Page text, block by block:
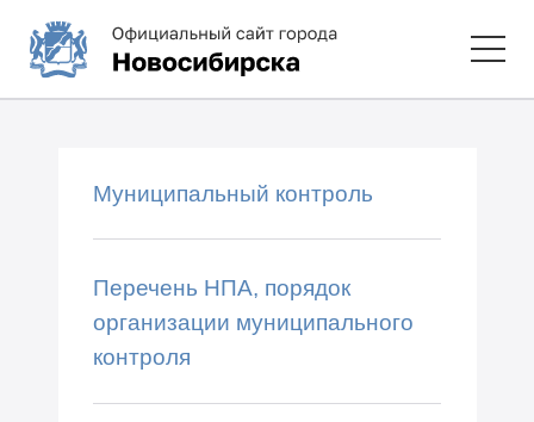
Муниципальный контроль
Перечень НПА, порядок
организации муниципального
контроля